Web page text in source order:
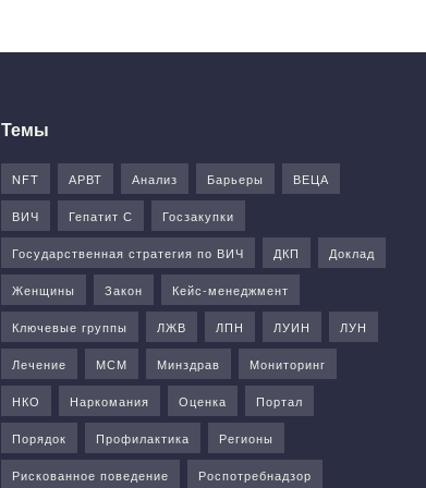
Темы
NFT АРВТ Анализ Барьеры ВЕЦА
ВИЧ Гепатит С Госзакупки
Государственная стратегия по ВИЧ ДКП Доклад
Женщины Закон Кейс-менеджмент
Ключевые группы ЛЖВ ЛПН ЛУИН ЛУН
Лечение МСМ Минздрав Мониторинг
НКО Наркомания Оценка Портал
Порядок Профилактика Регионы
Рискованное поведение Роспотребнадзор